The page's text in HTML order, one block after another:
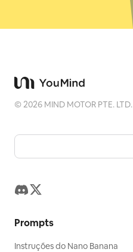
©2026 MIND MOTOR PTE. LTD.
Prompts
Instruções do Nano Banana